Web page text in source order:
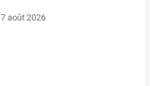
7 août 2026